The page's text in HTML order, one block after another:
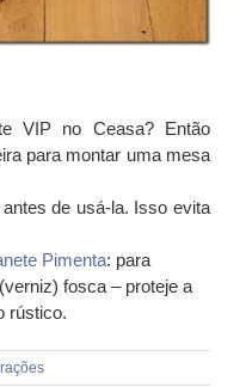
VIP no Ceasa? Então
para montar uma mesa
de usá-la. Isso evita
Pimenta: para
fosca – proteje a
rústico.